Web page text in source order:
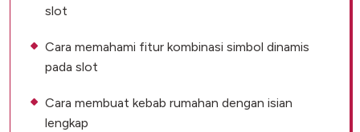
slot
Cara memahami fitur kombinasi simbol dinamis
pada slot
Cara membuat kebab rumahan dengan isian
lengkap